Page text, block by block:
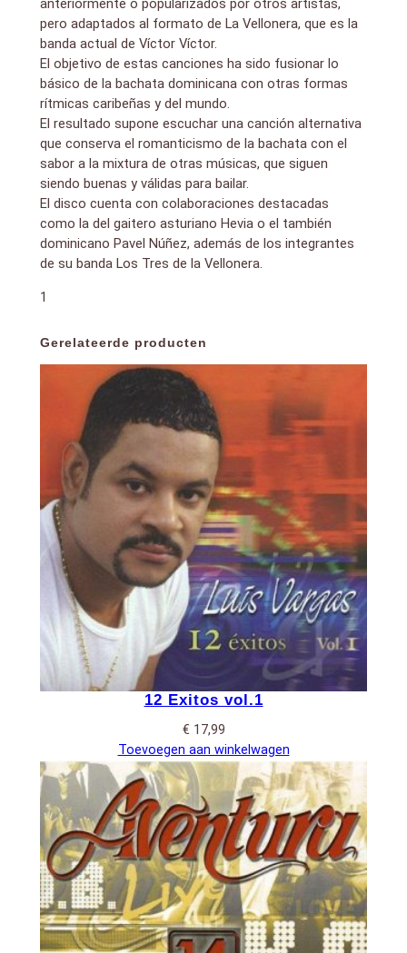
anteriormente o popularizados por otros artistas,
pero adaptados al formato de La Vellonera, que es la
banda actual de Víctor Víctor.
El objetivo de estas canciones ha sido fusionar lo
básico de la bachata dominicana con otras formas
rítmicas caribeñas y del mundo.
El resultado supone escuchar una canción alternativa
que conserva el romanticismo de la bachata con el
sabor a la mixtura de otras músicas, que siguen
siendo buenas y válidas para bailar.
El disco cuenta con colaboraciones destacadas
como la del gaitero asturiano Hevia o el también
dominicano Pavel Núñez, además de los integrantes
de su banda Los Tres de la Vellonera.
1
Gerelateerde producten
12 Exitos vol.1
€ 17,99
Toevoegen aan winkelwagen